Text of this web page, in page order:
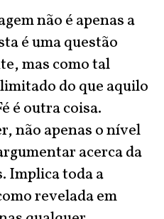
não é apenas a
é uma questão
mas como tal
do que aquilo
é outra coisa.
não apenas o nível
acerca da
Implica toda a
revelada em